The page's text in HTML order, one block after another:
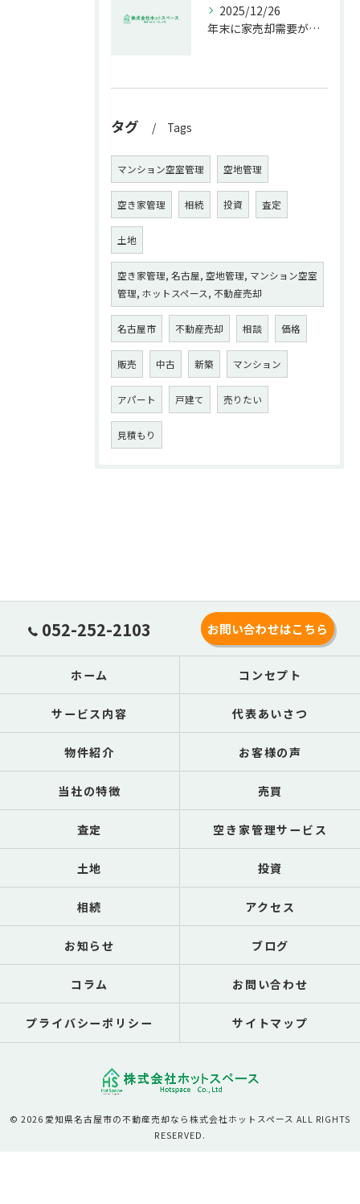
2025/12/26
年末に家売却需要が増す理由解説
タグ Tags
マンション空室管理 空地管理
空き家管理 相続 投資 査定
土地
空き家管理, 名古屋, 空地管理, マンション空室
管理, ホットスペース, 不動産売却
名古屋市 不動産売却 相談 価格
販売 中古 新築 マンション
アパート 戸建て 売りたい
見積もり
052-252-2103 お問い合わせはこちら
ホーム コンセプト
サービス内容 代表あいさつ
物件紹介 お客様の声
当社の特徴 売買
査定 空き家管理サービス
土地 投資
相続 アクセス
お知らせ ブログ
コラム お問い合わせ
プライバシーポリシー サイトマップ
© 2026 愛知県名古屋市の不動産売却なら株式会社ホットスペース ALL RIGHTS
RESERVED.